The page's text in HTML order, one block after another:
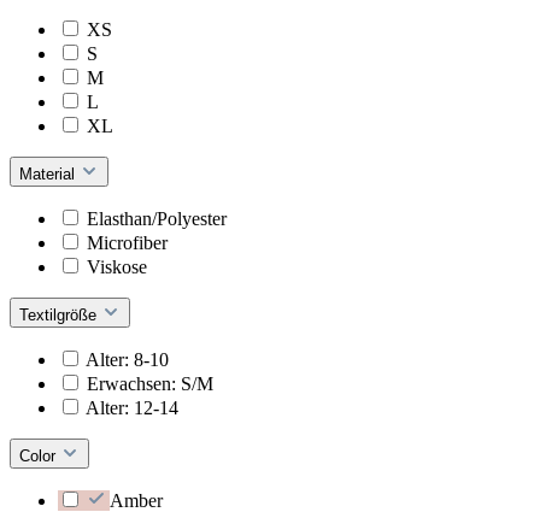
XS
S
M
L
XL
Material
Elasthan/Polyester
Microfiber
Viskose
Textilgröße
Alter: 8-10
Erwachsen: S/M
Alter: 12-14
Color
Amber